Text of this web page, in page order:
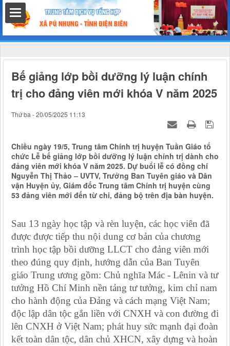
chính
Bế giảng lớp bồi dưỡng lý luận chính
trị cho đảng viên mới khóa V năm 2025
Thứ ba - 20/05/2025 11:13
Chiều ngày 19/5, Trung tâm Chính trị huyện Tuần Giáo tổ
chức Lễ bế giảng lớp bồi dưỡng lý luận chính trị dành cho
đảng viên mới khóa V năm 2025. Dự buổi lễ có đồng chí
Nguyễn Thị Thảo – UVTV, Trưởng Ban Tuyên giáo và Dân
vận Huyện ủy, Giám đốc Trung tâm Chính trị huyện cùng
53 đảng viên mới đến từ chi, đảng bộ trên địa bàn huyện.
Sau 13 ngày học tập và rèn luyện, các học viên đã
được được tiếp thu nội dung cơ bản của chương
trình học tập bồi dưỡng LLCT cho đảng viên mới
theo đúng quy định, hướng dẫn của Ban Tuyên
giáo Trung ương gồm: Chủ nghĩa Mác - Lênin và tư
tưởng Hồ Chí Minh nền tảng tư tưởng, kim chỉ nam
cho hành động của Đảng và cách mạng Việt Nam;
độc lập dân tộc gắn liền với CNXH và con đường đi
lên CNXH ở Việt Nam; phát huy sức mạnh đại đoàn
kết toàn dân tộc, dân chủ XHCN, xây dựng và hoàn